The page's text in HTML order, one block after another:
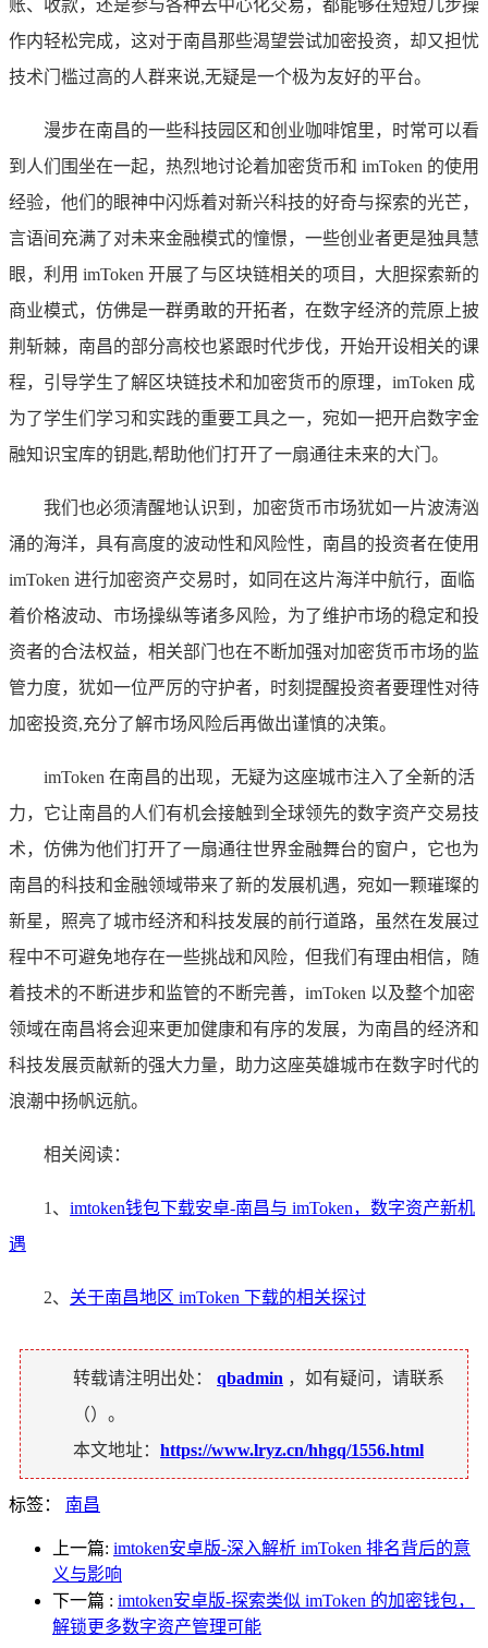
账、收款，还是参与各种去中心化交易，都能够在短短几步操
作内轻松完成，这对于南昌那些渴望尝试加密投资，却又担忧
技术门槛过高的人群来说,无疑是一个极为友好的平台。
漫步在南昌的一些科技园区和创业咖啡馆里，时常可以看
到人们围坐在一起，热烈地讨论着加密货币和 imToken 的使用
经验，他们的眼神中闪烁着对新兴科技的好奇与探索的光芒，
言语间充满了对未来金融模式的憧憬，一些创业者更是独具慧
眼，利用 imToken 开展了与区块链相关的项目，大胆探索新的
商业模式，仿佛是一群勇敢的开拓者，在数字经济的荒原上披
荆斩棘，南昌的部分高校也紧跟时代步伐，开始开设相关的课
程，引导学生了解区块链技术和加密货币的原理，imToken 成
为了学生们学习和实践的重要工具之一，宛如一把开启数字金
融知识宝库的钥匙,帮助他们打开了一扇通往未来的大门。
我们也必须清醒地认识到，加密货币市场犹如一片波涛汹
涌的海洋，具有高度的波动性和风险性，南昌的投资者在使用
imToken 进行加密资产交易时，如同在这片海洋中航行，面临
着价格波动、市场操纵等诸多风险，为了维护市场的稳定和投
资者的合法权益，相关部门也在不断加强对加密货币市场的监
管力度，犹如一位严厉的守护者，时刻提醒投资者要理性对待
加密投资,充分了解市场风险后再做出谨慎的决策。
imToken 在南昌的出现，无疑为这座城市注入了全新的活
力，它让南昌的人们有机会接触到全球领先的数字资产交易技
术，仿佛为他们打开了一扇通往世界金融舞台的窗户，它也为
南昌的科技和金融领域带来了新的发展机遇，宛如一颗璀璨的
新星，照亮了城市经济和科技发展的前行道路，虽然在发展过
程中不可避免地存在一些挑战和风险，但我们有理由相信，随
着技术的不断进步和监管的不断完善，imToken 以及整个加密
领域在南昌将会迎来更加健康和有序的发展，为南昌的经济和
科技发展贡献新的强大力量，助力这座英雄城市在数字时代的
浪潮中扬帆远航。
相关阅读：
1、 imtoken钱包下载安卓-南昌与 imToken，数字资产新机
遇
2、 关于南昌地区 imToken 下载的相关探讨
转载请注明出处： qbadmin ，如有疑问，请联系
（）。
本文地址： https://www.lryz.cn/hhgq/1556.html
标签： 南昌
上一篇: imtoken安卓版-深入解析 imToken 排名背后的意
义与影响
下一篇 : imtoken安卓版-探索类似 imToken 的加密钱包，
解锁更多数字资产管理可能